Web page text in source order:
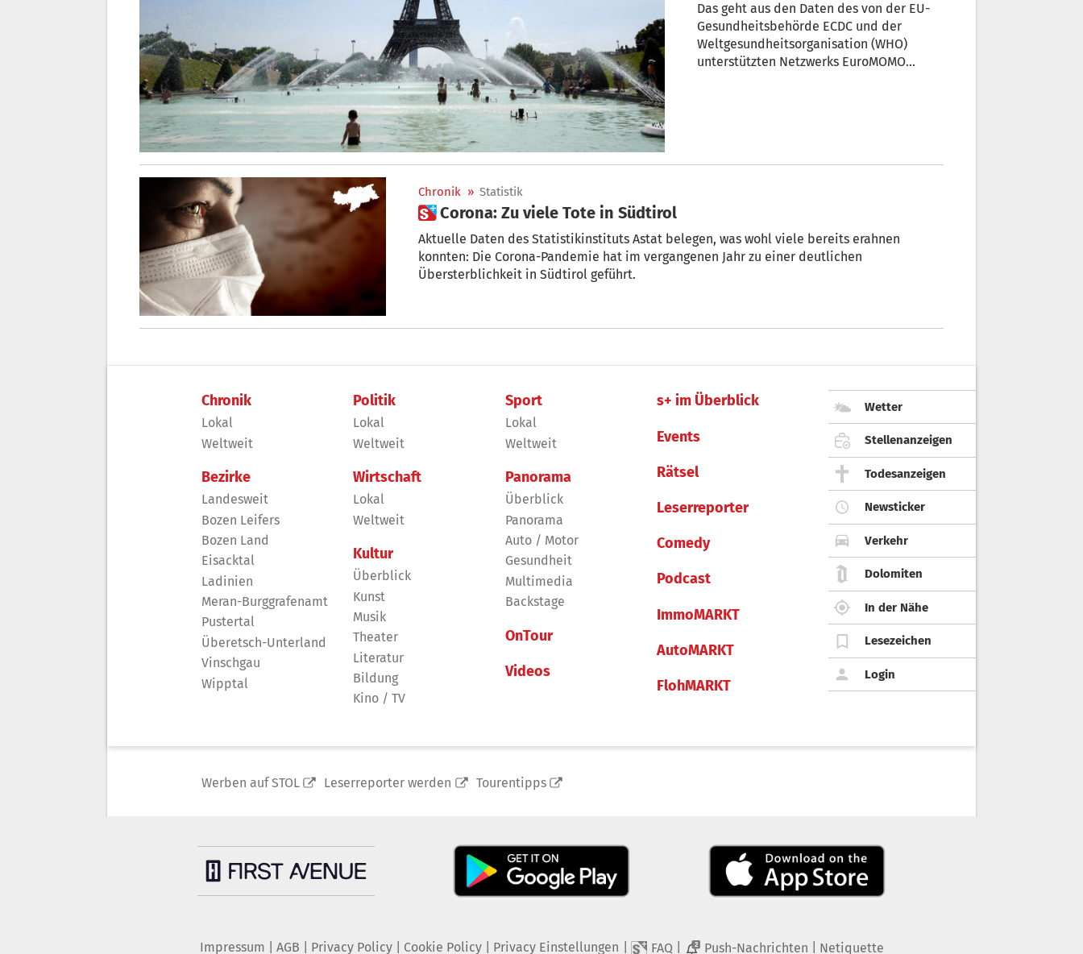
Das geht aus den Daten des von der EU-
Gesundheitsbehörde ECDC und der
Weltgesundheitsorganisation (WHO)
unterstützten Netzwerks EuroMOMO
Chronik » Statistik
 Corona: Zu viele Tote in Südtirol
Aktuelle Daten des Statistikinstituts Astat belegen, was wohl viele bereits erahnen
konnten: Die Corona-Pandemie hat im vergangenen Jahr zu einer deutlichen
Übersterblichkeit in Südtirol geführt.
Chronik
Lokal
Weltweit
Bezirke
Landesweit
Bozen Leifers
Bozen Land
Eisacktal
Ladinien
Meran-Burggrafenamt
Pustertal
Überetsch-Unterland
Vinschgau
Wipptal
Politik
Lokal
Weltweit
Wirtschaft
Lokal
Weltweit
Kultur
Überblick
Kunst
Musik
Theater
Literatur
Bildung
Kino / TV
Sport
Lokal
Weltweit
Panorama
Überblick
Panorama
Auto / Motor
Gesundheit
Multimedia
Backstage
OnTour
Videos
s+ im Überblick
Events
Rätsel
Leserreporter
Comedy
Podcast
ImmoMARKT
AutoMARKT
FlohMARKT
Wetter
Stellenanzeigen
Todesanzeigen
Newsticker
Verkehr
Dolomiten
In der Nähe
Lesezeichen
Login
Werben auf STOL Leserreporter werden Tourentipps
Impressum AGB Privacy Policy| Cookie Policy| Privacy Einstellungen FAQ 2 Push-Nachrichten Netiquette